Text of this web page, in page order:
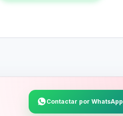
Contactar por WhatsApp